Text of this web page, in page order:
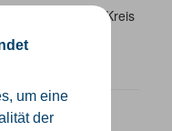
um eine
der
im Kreis